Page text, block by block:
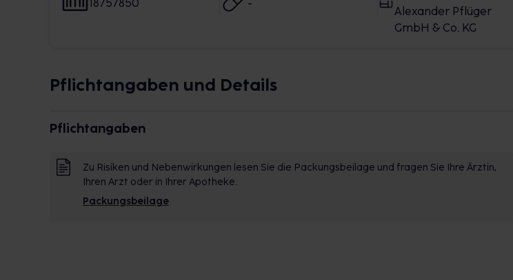
18757850 -
Alexander Pflüger
GmbH & Co. KG
Pflichtangaben und Details
Pflichtangaben
Zu Risiken und Nebenwirkungen lesen Sie die Packungsbeilage und fragen Sie Ihre Ärztin,
Ihren Arzt oder in Ihrer Apotheke.
Packungsbeilage